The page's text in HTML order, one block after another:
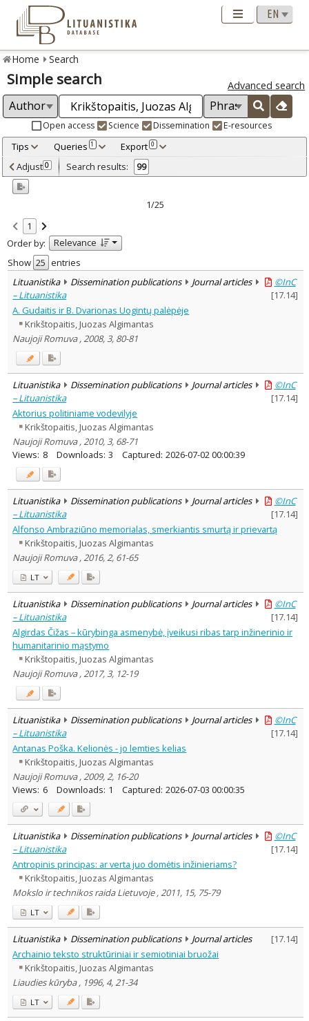
Home Search
Simple search Advanced search
Open access Science Dissemination E-resources
Tips Queries 1 Export 0
Adjusted by criteria 0
Year
Refine
Open access
Scientific publications 57
Dissemination publications
Document Type:
Books & books parts 37
Journal articles
Subject area:
Education 1
Ethnology 6
Philosophy
History 51
Linguistics
Documentation. Iinformation
5
Literary Studies 2
Arts 8
Musicology 1
Political sciences
Sociology
Theatrology 8
Text language
Country of publication
Historical periods
Lithuanian place names
Subject
Journal
Adjust 0 Search results: 99
1/25
1
Order by:
Relevance
Show
entries
Lituanistika
Dissemination publications Journal articles
©InC
– Lituanistika
[17.14]
A. Gudaitis ir B. Dvarionas Uogintų palėpėje
Krikštopaitis, Juozas Algimantas
Naujoji Romuva , 2008, 3, 80-81
Lituanistika Dissemination publications Journal articles
©InC
– Lituanistika
[17.14]
Aktorius politiniame vodevilyje
Krikštopaitis, Juozas Algimantas
Naujoji Romuva , 2010, 3, 68-71
Views: 8 Downloads: 3 Captured: 2026-07-02 00:00:39
Lituanistika Dissemination publications Journal articles
©InC
– Lituanistika
[17.14]
Alfonso Ambraziūno memorialas, smerkiantis smurtą ir prievartą
Krikštopaitis, Juozas Algimantas
Naujoji Romuva , 2016, 2, 61-65
LT
Lituanistika Dissemination publications Journal articles
©InC
– Lituanistika
[17.14]
Algirdas Čižas – kūrybinga asmenybė, įveikusi ribas tarp inžinerinio ir
humanitarinio mąstymo
Krikštopaitis, Juozas Algimantas
Naujoji Romuva , 2017, 3, 12-19
Lituanistika Dissemination publications Journal articles
©InC
– Lituanistika
[17.14]
Antanas Poška. Kelionės - jo lemties kelias
Krikštopaitis, Juozas Algimantas
Naujoji Romuva , 2009, 2, 16-20
Views: 6 Downloads: 1 Captured: 2026-07-03 00:00:35
Lituanistika Dissemination publications Journal articles
©InC
– Lituanistika
[17.14]
Antropinis principas: ar verta juo domėtis inžinieriams?
Krikštopaitis, Juozas Algimantas
Mokslo ir technikos raida Lietuvoje , 2011, 15, 75-79
LT
Lituanistika Dissemination publications Journal articles [17.14]
Archainio teksto struktūriniai ir semiotiniai bruožai
Krikštopaitis, Juozas Algimantas
Liaudies kūryba , 1996, 4, 21-34
LT